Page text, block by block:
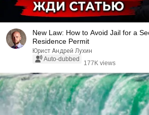
New Law: How to Avoid Jail for a
Residence Permit
Юрист Андрей Лухин
Auto-dubbed
177K views